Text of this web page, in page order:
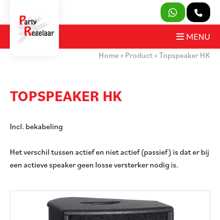
SLUITEN
OVER ONS
MIJN AANVRAAG
PARTY REGELAAR
MENU
Home » Product » Topspeaker HK
TOPSPEAKER HK
Incl. bekabeling
Het verschil tussen actief en niet actief (passief) is dat er bij
een actieve speaker geen losse versterker nodig is.